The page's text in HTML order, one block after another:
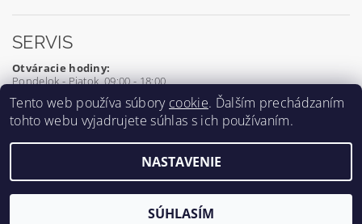
SERVIS
Otváracie hodiny:
Pondelok - Piatok 09:00 - 18:00
0905 539 927
2026 ©Kociky.sk, všetky práva vyhradené
Vytvoril Shoptet
Tento web používa súbory cookie. Ďalším prechádzaním
tohto webu vyjadrujete súhlas s ich používaním.
NASTAVENIE
SÚHLASÍM